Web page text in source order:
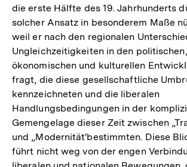
die erste Hälfte des 19. Jahrhunderts
solcher Ansatz in besonderem Maße
weil er nach den regionalen
Ungleichzeitigkeiten in den
ökonomischen und kulturellen
fragt, die diese gesellschaftliche
kennzeichneten und die liberalen
Handlungsbedingungen in der
Gemengelage dieser Zeit zwischen
und „Modernität'bestimmten. Diese
führt nicht weg von der engen